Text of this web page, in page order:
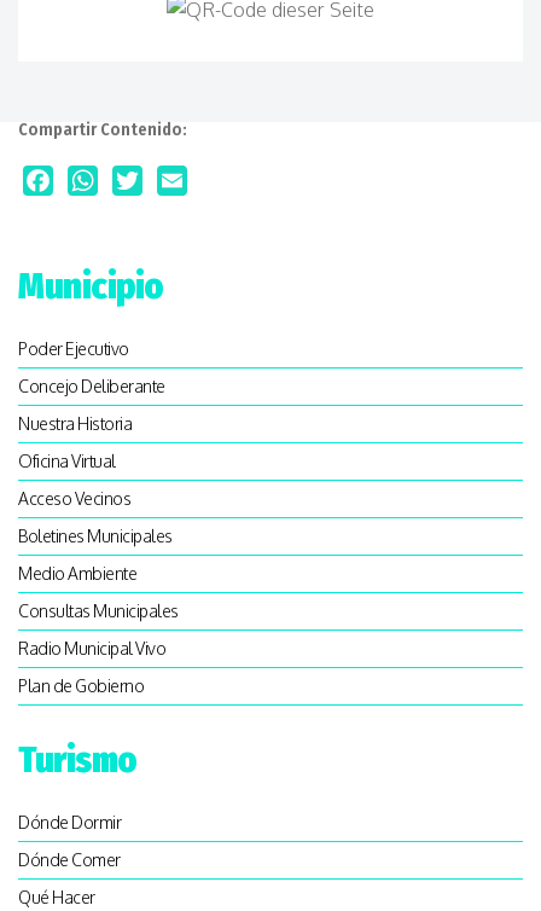
Compartir Contenido:
Municipio
Poder Ejecutivo
Concejo Deliberante
Nuestra Historia
Oficina Virtual
Acceso Vecinos
Boletines Municipales
Medio Ambiente
Consultas Municipales
Radio Municipal Vivo
Plan de Gobierno
Turismo
Dónde Dormir
Dónde Comer
Qué Hacer